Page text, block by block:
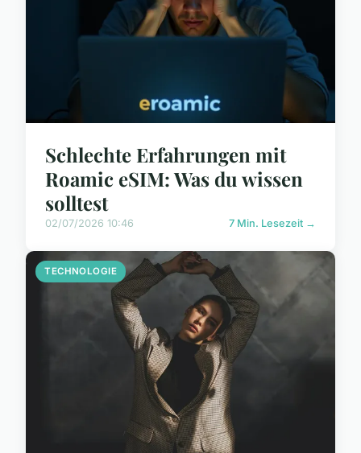
Schlechte Erfahrungen mit
Roamic eSIM: Was du wissen
solltest
02/07/2026 10:46 7 Min. Lesezeit →
TECHNOLOGIE